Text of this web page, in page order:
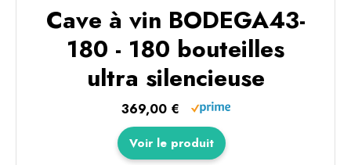
Cave à vin BODEGA43-
180 - 180 bouteilles
ultra silencieuse
369,00 €
Voir le produit